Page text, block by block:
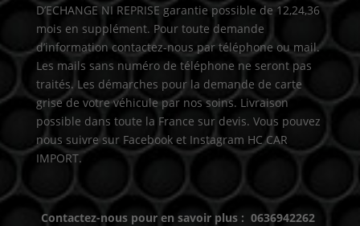
D’ECHANGE NI REPRISE garantie possible de 12,24,36
mois en supplément. Pour toute demande
d’information contactez-nous par téléphone ou mail.
Les mails sans numéro de téléphone ne seront pas
traités. Les démarches pour la demande de carte
grise de votre véhicule par nos soins. Livraison
possible dans toute la France sur devis. Vous pouvez
nous suivre sur Facebook et Instagram HC CAR
IMPORT.
Contactez-nous pour en savoir plus : 0636942262